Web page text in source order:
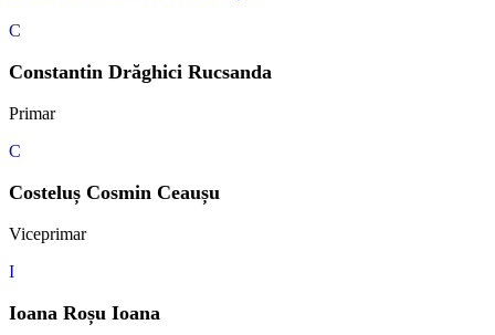
C
Constantin Drăghici Rucsanda
Primar
C
Costeluș Cosmin Ceaușu
Viceprimar
I
Ioana Roșu Ioana